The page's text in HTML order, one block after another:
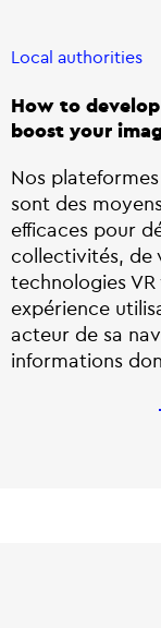
Local authorities
How to
boost your
Nos
sont des
efficaces pour
collectivités, de
technologies
expérience
acteur de sa
informations